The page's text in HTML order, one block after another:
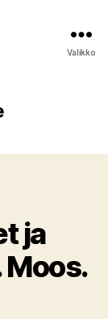
Valikko
ja
Moos.